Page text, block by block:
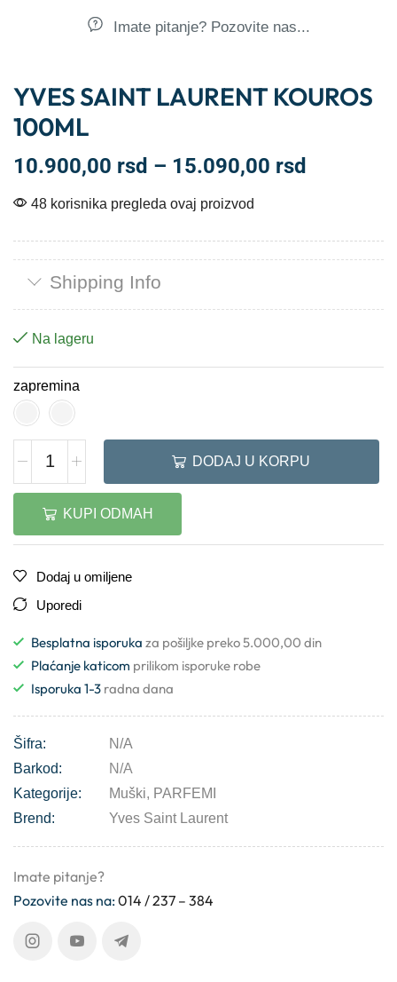
Imate pitanje? Pozovite nas...
YVES SAINT LAURENT KOUROS
100ML
10.900,00 rsd – 15.090,00 rsd
48 korisnika pregleda ovaj proizvod
Shipping Info
Na lageru
zapremina
DODAJ U KORPU
KUPI ODMAH
Dodaj u omiljene
Uporedi
Besplatna isporuka za pošiljke preko 5.000,00 din
Plaćanje katicom prilikom isporuke robe
Isporuka 1-3 radna dana
Šifra:
N/A
Barkod:
N/A
Kategorije:
Muški, PARFEMI
Brend:
Yves Saint Laurent
Imate pitanje?
Pozovite nas na:014 / 237 – 384